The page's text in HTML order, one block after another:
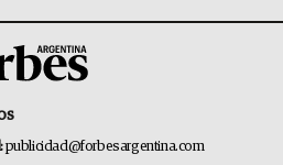
publicidad@forbesargentina.com